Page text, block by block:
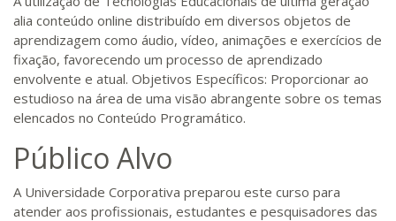
alia conteúdo online distribuído em diversos objetos de
aprendizagem como áudio, vídeo, animações e exercícios de
fixação, favorecendo um processo de aprendizado
envolvente e atual. Objetivos Específicos: Proporcionar ao
estudioso na área de uma visão abrangente sobre os temas
elencados no Conteúdo Programático.
Público Alvo
A Universidade Corporativa preparou este curso para
atender aos profissionais, estudantes e pesquisadores das